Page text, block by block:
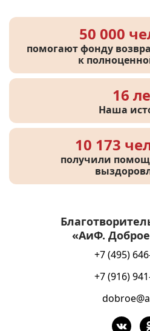
50 000
помогают фонду
к
16
Наша
10 173
получили
«АиФ.
+7 (495)
+7 (916)